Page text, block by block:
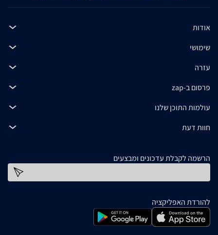
אודות
שימושי
עזרה
פרסום ב-zap
עולמות התוכן שלנו
חוות דעת
הרשמה לקבלת עדכונים ומבצעים
להורדת האפליקציה